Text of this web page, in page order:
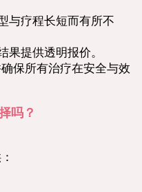
与疗程长短而有所不
果提供透明报价。
保所有治疗在安全与效
吗？